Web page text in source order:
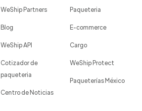
WeShip Partners
Blog
WeShip API
Cotizador de
paqueteria
Centro de Noticias
Paqueteria
E-commerce
Cargo
WeShip Protect
Paqueterías México